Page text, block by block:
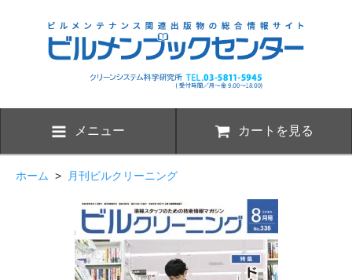
メニュー カートを見る
ホーム > 月刊ビルクリーニング